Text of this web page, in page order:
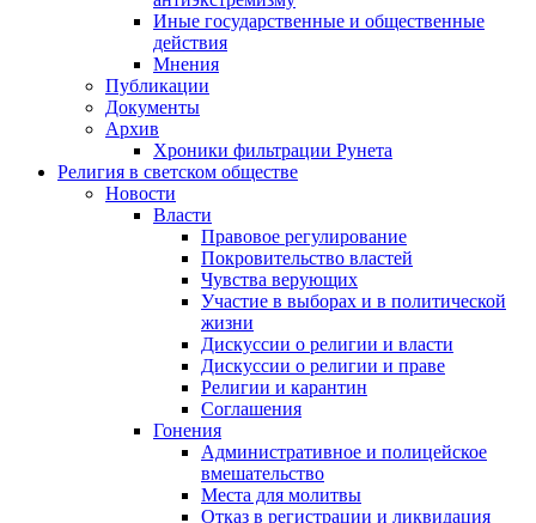
Иные государственные и общественные
действия
Мнения
Публикации
Документы
Архив
Хроники фильтрации Рунета
Религия в светском обществе
Новости
Власти
Правовое регулирование
Покровительство властей
Чувства верующих
Участие в выборах и в политической
жизни
Дискуссии о религии и власти
Дискуссии о религии и праве
Религии и карантин
Соглашения
Гонения
Административное и полицейское
вмешательство
Места для молитвы
Отказ в регистрации и ликвидация